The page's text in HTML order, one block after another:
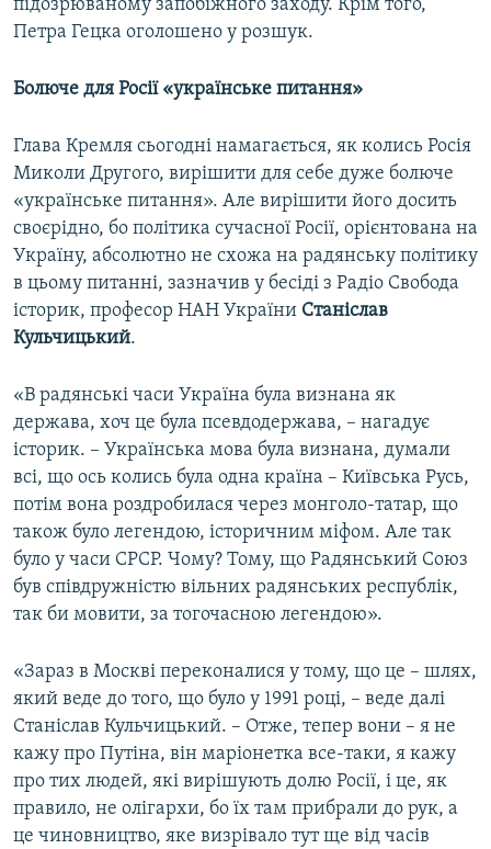
підозрюваному запобіжного заходу. Крім того,
Петра Гецка оголошено у розшук.
Болюче для Росії «українське питання»
Глава Кремля сьогодні намагається, як колись Росія
Миколи Другого, вирішити для себе дуже болюче
«українське питання». Але вирішити його досить
своєрідно, бо політика сучасної Росії, орієнтована на
Україну, абсолютно не схожа на радянську політику
в цьому питанні, зазначив у бесіді з Радіо Свобода
історик, професор НАН України Станіслав
Кульчицький.
«В радянські часи Україна була визнана як
держава, хоч це була псевдодержава, – нагадує
історик. – Українська мова була визнана, думали
всі, що ось колись була одна країна – Київська Русь,
потім вона роздробилася через монголо-татар, що
також було легендою, історичним міфом. Але так
було у часи СРСР. Чому? Тому, що Радянський Союз
був співдружністю вільних радянських республік,
так би мовити, за тогочасною легендою».
«Зараз в Москві переконалися у тому, що це – шлях,
який веде до того, що було у 1991 році, – веде далі
Станіслав Кульчицький. – Отже, тепер вони – я не
кажу про Путіна, він маріонетка все-таки, я кажу
про тих людей, які вирішують долю Росії, і це, як
правило, не олігархи, бо їх там прибрали до рук, а
це чиновництво, яке визрівало тут ще від часів